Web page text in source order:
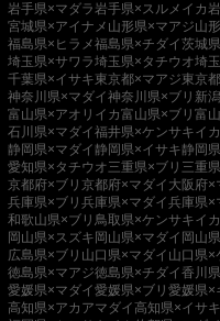
岩手県×マダラ岩手県×スルメイカ
宮城県×アイナメ 山形県×マアジ山
福島県×ヒラメ福島県×チダイ茨城
埼玉県×サワラ埼玉県×タチウオ埼
千葉県×イサキ東京都×マアジ東京
神奈川県×マダイ神奈川県×ブリ 新
富山県×アオリイカ富山県×ブリ 富
石川県×マダイ福井県×ケンサキイカ
静岡県×マダイ 静岡県×イサキ静岡
愛知県×タチウオ三重県×ブリ 三重
京都府×ブリ 京都府×マダイ 大阪府×
兵庫県×ブリ 兵庫県×マダイ兵庫県×
和歌山県×ブリ 鳥取県×ケンサキイカ
岡山県×スズキ 岡山県×マダイ 岡山
広島県×ブリ 山口県×マダイ 山口県×
徳島県×マアジ徳島県×チダイ香川
愛媛県×マダイ愛媛県×ブリ 愛媛県×
高知県×アカアマダイ高知県×イサキ